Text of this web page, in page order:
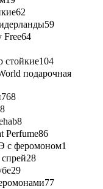
62
59
Free64
стойкие104
подарочная
768
8
8
Perfume86
с феромоном1
28
29
77